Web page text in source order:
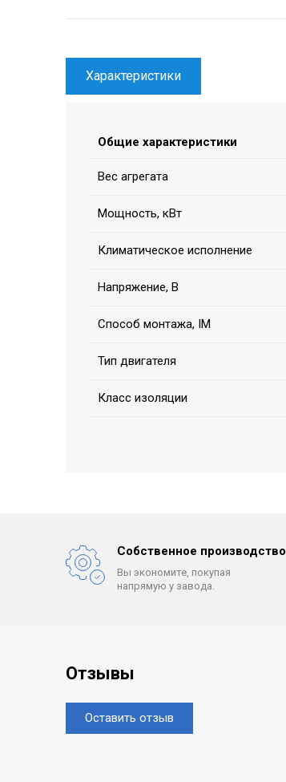
Характеристики
Общие характеристики
Вес агрегата
Мощность, кВт
Климатическое исполнение
Напряжение, В
Способ монтажа, IM
Тип двигателя
Класс изоляции
Собственное производство
Вы экономите, покупая
напрямую у завода.
Отзывы
Оставить отзыв